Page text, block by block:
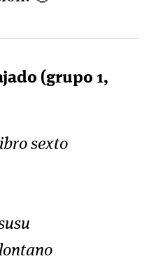
(grupo 1,
sexto